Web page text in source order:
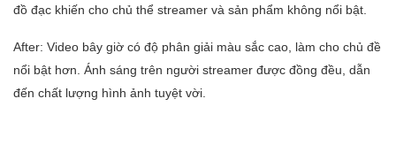
đồ đạc khiến cho chủ thể streamer và sản phẩm không nổi bật.
After: Video bây giờ có độ phân giải màu sắc cao, làm cho chủ đề
nổi bật hơn. Ánh sáng trên người streamer được đồng đều, dẫn
đến chất lượng hình ảnh tuyệt vời.